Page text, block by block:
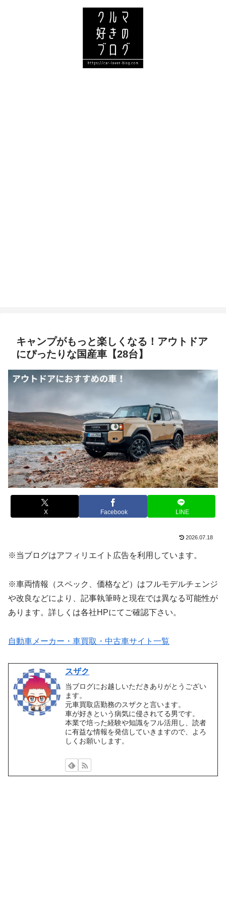
キャンプがもっと楽しくなる！アウトドア
にぴったりな国産車【28台】
X Facebook LINE
2026.07.18
※当ブログはアフィリエイト広告を利用しています。
※車両情報（スペック、価格など）はフルモデルチェンジ
や改良などにより、記事執筆時と現在では異なる可能性が
あります。詳しくは各社HPにてご確認下さい。
自動車メーカー・車買取・中古車サイト一覧
スザク
当ブログにお越しいただきありがとうござい
ます。
元車買取店勤務のスザクと言います。
車が好きという病気に侵されてる男です。
本業で培った経験や知識をフル活用し、読者
に有益な情報を発信していきますので、よろ
しくお願いします。